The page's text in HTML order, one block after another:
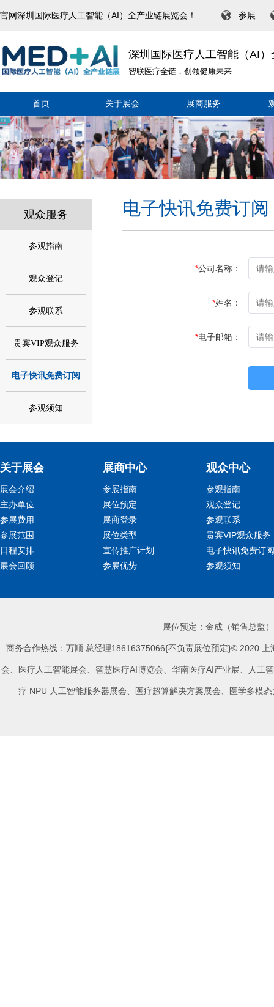
官网深圳国际医疗人工智能（AI）全产业链展览会！ 参展
深圳国际医疗人工智能（AI
智联医疗全链，创领健康未来
首页 关于展会 展商服务
观众服务
参观指南
观众登记
参观联系
贵宾VIP观众服务
电子快讯免费订阅
参观须知
电子快讯免费订阅
*公司名称：
*姓名：
*电子邮箱：
关于展会
展会介绍
主办单位
参展费用
参展范围
日程安排
展会回顾
展商中心
参展指南
展位预定
展商登录
展位类型
宣传推广计划
参展优势
观众中心
参观指南
观众登记
参观联系
贵宾VIP观众服务
电子快讯免费订阅
参观须知
展位预定：金成（销售总监
商务合作热线：万顺 总经理18616375066{不负责展位预定}© 2020
会、 医疗人工智能展会、 智慧医疗AI博览会、 华南医疗AI产业展、 人工
疗 NPU 人工智能服务器展会、 医疗超算解决方案展会、 医学多模